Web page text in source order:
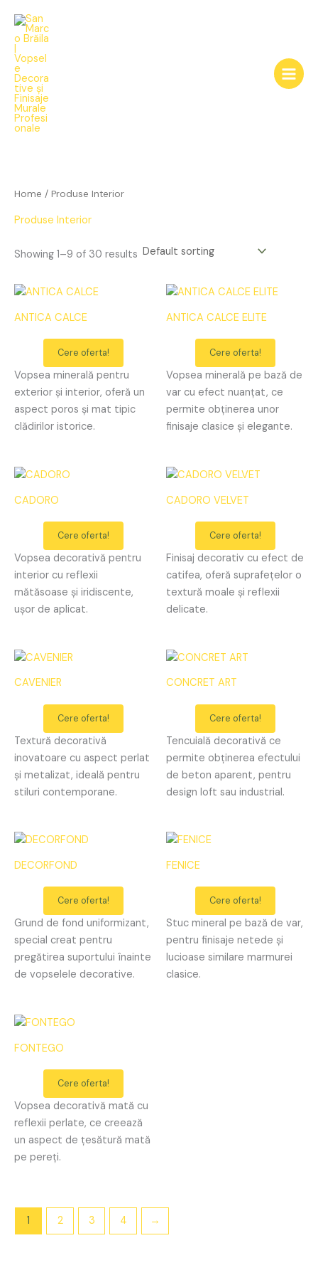
content
Home / Produse Interior
Produse Interior
Showing 1–9 of 30 results
ANTICA CALCE
Cere oferta!
Vopsea minerală pentru
exterior și interior, oferă un
aspect poros și mat tipic
clădirilor istorice.
ANTICA CALCE ELITE
Cere oferta!
Vopsea minerală pe bază de
var cu efect nuanțat, ce
permite obținerea unor
finisaje clasice și elegante.
CADORO
Cere oferta!
Vopsea decorativă pentru
interior cu reflexii
mătăsoase și iridiscente,
ușor de aplicat.
CADORO VELVET
Cere oferta!
Finisaj decorativ cu efect de
catifea, oferă suprafețelor o
textură moale și reflexii
delicate.
CAVENIER
Cere oferta!
Textură decorativă
inovatoare cu aspect perlat
și metalizat, ideală pentru
stiluri contemporane.
CONCRET ART
Cere oferta!
Tencuială decorativă ce
permite obținerea efectului
de beton aparent, pentru
design loft sau industrial.
DECORFOND
Cere oferta!
Grund de fond uniformizant,
special creat pentru
pregătirea suportului înainte
de vopselele decorative.
FENICE
Cere oferta!
Stuc mineral pe bază de var,
pentru finisaje netede și
lucioase similare marmurei
clasice.
FONTEGO
Cere oferta!
Vopsea decorativă mată cu
reflexii perlate, ce creează
un aspect de țesătură mată
pe pereți.
1 2 3 4 →